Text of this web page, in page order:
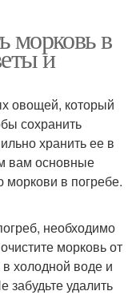
морковь в
и
овощей, который
сохранить
хранить ее в
вам основные
в погребе.
необходимо
морковь от
холодной воде и
удалить